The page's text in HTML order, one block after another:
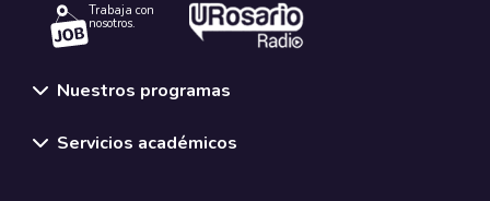
Trabaja con
nosotros.
Nuestros programas
Servicios académicos